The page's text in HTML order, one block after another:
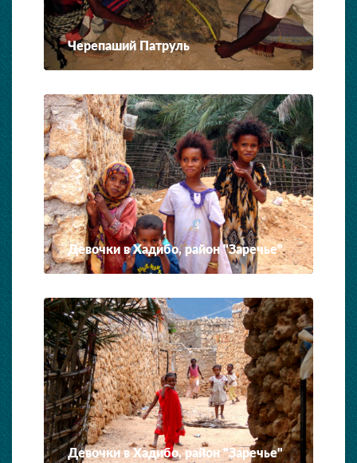
Черепаший Патруль
Девочки в Хадибо, район "Заречье"
Девочки в Хадибо, район "Заречье"